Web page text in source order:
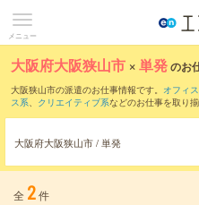
メニュー
大阪府大阪狭山市 ×単発のお
大阪狭山市の派遣のお仕事情報です。 オフィ
ス系、 クリエイティブ系などのお仕事を取り
大阪府大阪狭山市 / 単発
全 2件